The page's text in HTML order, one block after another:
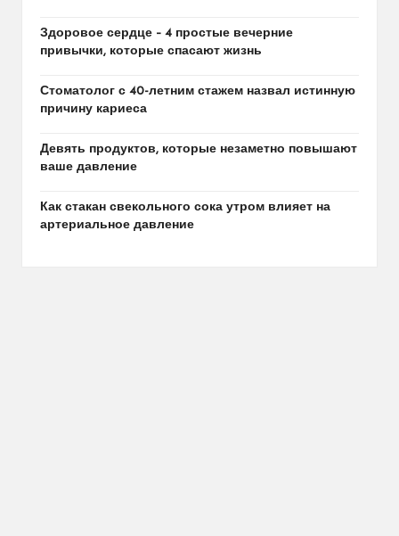
Здоровое сердце – 4 простые вечерние
привычки, которые спасают жизнь
Стоматолог с 40-летним стажем назвал истинную
причину кариеса
Девять продуктов, которые незаметно повышают
ваше давление
Как стакан свекольного сока утром влияет на
артериальное давление